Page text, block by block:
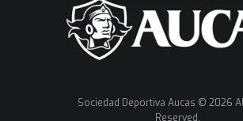
Sociedad Deportiva Aucas © 2026
Reserved.